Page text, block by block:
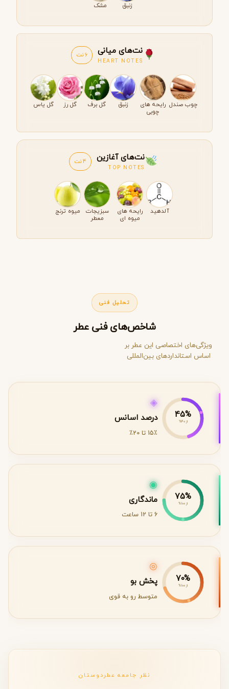
زنبق مشک
نت‌های میانی
HEART NOTES
6 نت
چوب صندل رایحه های
چوبی
زنبق گل برف گل رز گل یاس
نت‌های آغازین
TOP NOTES
4 نت
آلدهید
رایحه های
میوه ای
سبزیجات
معطر
میوه ترنج
تحلیل فنی
شاخص‌های فنی عطر
ویژگی‌های اختصاصی این عطر بر
اساس استانداردهای بین‌المللی
45%
از 40%
◈
درصد اسانس
15٪ تا 20٪
75%
از 100%
◉
ماندگاری
6 تا 12 ساعت
70%
از 100%
◎
پخش بو
متوسط رو به قوی
نظر جامعه عطردوستان